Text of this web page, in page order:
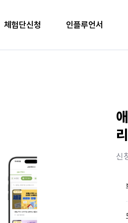
체험단신청 인플루언서
신